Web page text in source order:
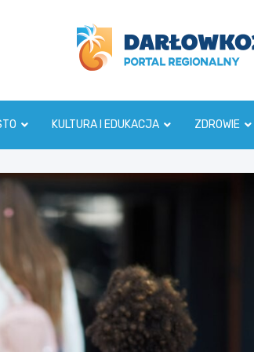
darlowko24.pl
KULTURA I EDUKACJA ZDROWIE